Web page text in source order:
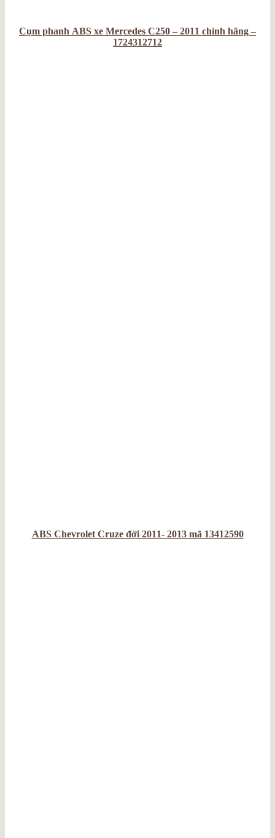
Cụm phanh ABS xe Mercedes C250 – 2011 chính hãng –
1724312712
ABS Chevrolet Cruze đời 2011- 2013 mã 13412590